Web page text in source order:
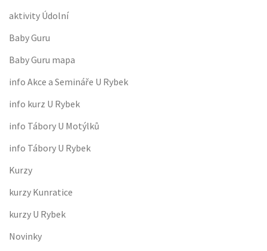
aktivity Údolní
Baby Guru
Baby Guru mapa
info Akce a Semináře U Rybek
info kurz U Rybek
info Tábory U Motýlků
info Tábory U Rybek
Kurzy
kurzy Kunratice
kurzy U Rybek
Novinky